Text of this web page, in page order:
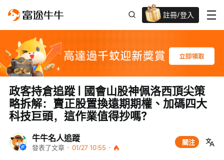
註冊/登入
高達過千蚊獎賞
牛牛名人追蹤
發表了文章 · 01/27 10:55 ·
關注
政客持倉追蹤 | 國會山股神佩洛西頂尖策
略拆解：賣正股置換遠期期權、加碼四大
科技巨頭，這作業值得抄嗎？